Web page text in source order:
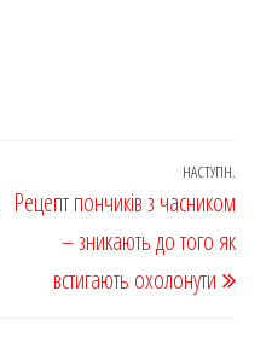
НАСТУПН.
Рецепт пончиків з часником
– зникають до того як
встигають охолонути